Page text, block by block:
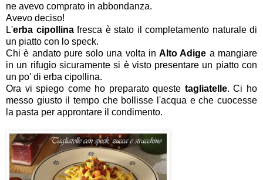
ne avevo comprato in abbondanza.
Avevo deciso!
L'erba cipollinafresca è stato il completamento naturale di
un piatto con lo speck.
Chi è andato pure solo una volta inAlto Adige a mangiare
in un rifugio sicuramente si è visto presentare un piatto con
un po' di erba cipollina.
Ora vi spiego come ho preparato queste tagliatelle. Ci ho
messo giusto il tempo che bollisse l'acqua e che cuocesse
la pasta per approntare il condimento.